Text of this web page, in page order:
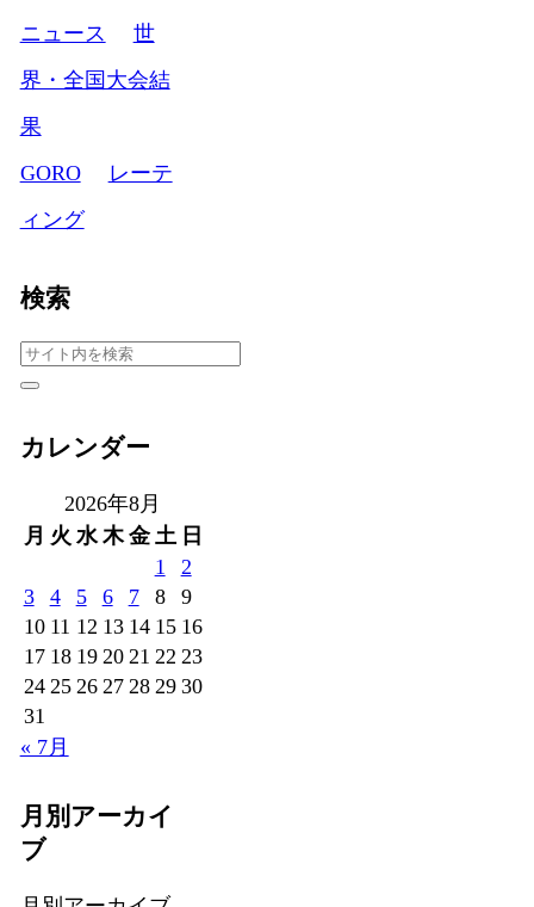
ニュース
世
界・全国大会結
果
GORO
レーテ
ィング
検索
カレンダー
2026年8月
月 火 水 木 金 土 日
1
2
3
4 5 6 7 8
9
10 11 12 13 14 15 16
17 18 19 20 21 22 23
24 25 26 27 28 29 30
31
« 7月
月別アーカイ
ブ